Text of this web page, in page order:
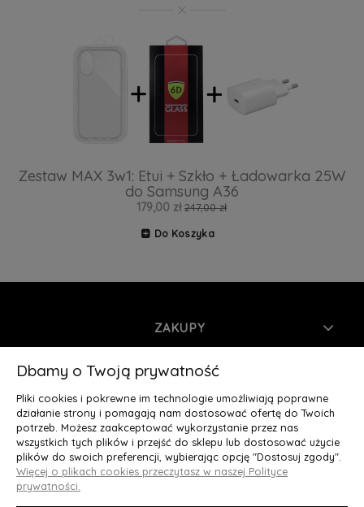
Zestaw MAX 3w1: Etui + Szkło + Ładowarka 25W
do Samsung A36
179,00 zł 247,00 zł
Do Koszyka
ZAKUPY
INFORMACJE
MOJE KONTO
O NAS
Deluxury.pl
Dbamy o Twoją prywatność
Pliki cookies i pokrewne im technologie umożliwiają poprawne
działanie strony i pomagają nam dostosować ofertę do Twoich
potrzeb. Możesz zaakceptować wykorzystanie przez nas
wszystkich tych plików i przejść do sklepu lub dostosować użycie
plików do swoich preferencji, wybierając opcję "Dostosuj zgody".
Więcej o plikach cookies przeczytasz w naszej Polityce
prywatności.